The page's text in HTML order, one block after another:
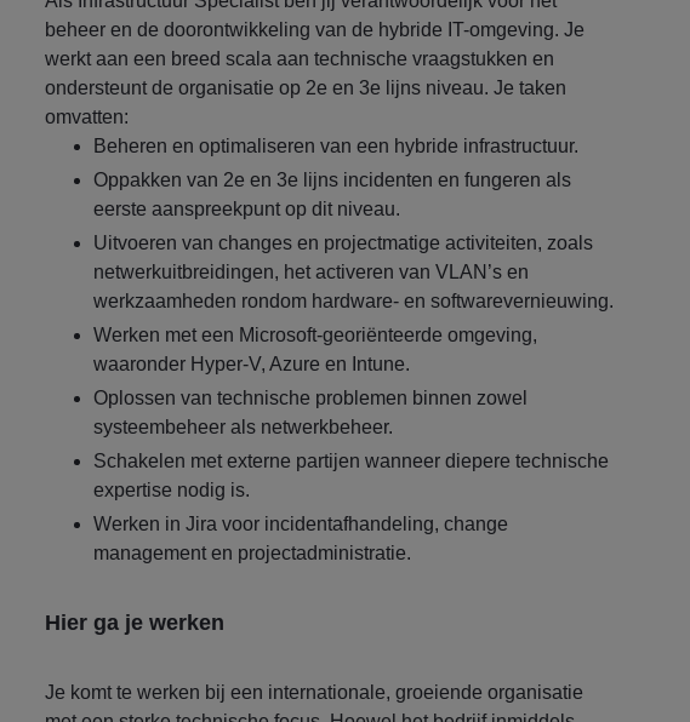
beheer en de doorontwikkeling van de hybride IT-omgeving. Je
werkt aan een breed scala aan technische vraagstukken en
ondersteunt de organisatie op 2e en 3e lijns niveau. Je taken
omvatten:
Beheren en optimaliseren van een hybride infrastructuur.
Oppakken van 2e en 3e lijns incidenten en fungeren als
eerste aanspreekpunt op dit niveau.
Uitvoeren van changes en projectmatige activiteiten, zoals
netwerkuitbreidingen, het activeren van VLAN’s en
werkzaamheden rondom hardware- en softwarevernieuwing.
Werken met een Microsoft-georiënteerde omgeving,
waaronder Hyper-V, Azure en Intune.
Oplossen van technische problemen binnen zowel
systeembeheer als netwerkbeheer.
Schakelen met externe partijen wanneer diepere technische
expertise nodig is.
Werken in Jira voor incidentafhandeling, change
management en projectadministratie.
Hier ga je werken
Je komt te werken bij een internationale, groeiende organisatie